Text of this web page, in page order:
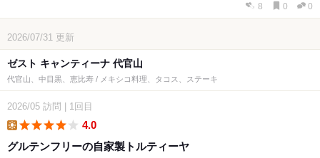
8 0 0
2026/07/31 更新
ゼスト キャンティーナ 代官山
代官山、中目黒、恵比寿 / メキシコ料理、タコス、ステーキ
2026/05 訪問 1回目
4.0
グルテンフリーの自家製トルティーヤ